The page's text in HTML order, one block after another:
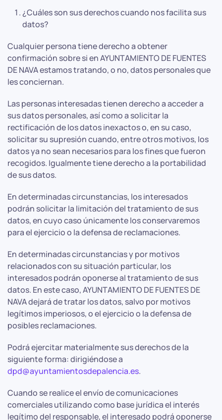
¿Cuáles son sus derechos cuando nos facilita sus
datos?
Cualquier persona tiene derecho a obtener
confirmación sobre si en AYUNTAMIENTO DE FUENTES
DE NAVA estamos tratando, o no, datos personales que
les conciernan.
Las personas interesadas tienen derecho a acceder a
sus datos personales, así como a solicitar la
rectificación de los datos inexactos o, en su caso,
solicitar su supresión cuando, entre otros motivos, los
datos ya no sean necesarios para los fines que fueron
recogidos. Igualmente tiene derecho a la portabilidad
de sus datos.
En determinadas circunstancias, los interesados
podrán solicitar la limitación del tratamiento de sus
datos, en cuyo caso únicamente los conservaremos
para el ejercicio o la defensa de reclamaciones.
En determinadas circunstancias y por motivos
relacionados con su situación particular, los
interesados podrán oponerse al tratamiento de sus
datos. En este caso, AYUNTAMIENTO DE FUENTES DE
NAVA dejará de tratar los datos, salvo por motivos
legítimos imperiosos, o el ejercicio o la defensa de
posibles reclamaciones.
Podrá ejercitar materialmente sus derechos de la
siguiente forma: dirigiéndose a
dpd@ayuntamientosdepalencia.es.
Cuando se realice el envío de comunicaciones
comerciales utilizando como base jurídica el interés
legítimo del responsable, el interesado podrá oponerse